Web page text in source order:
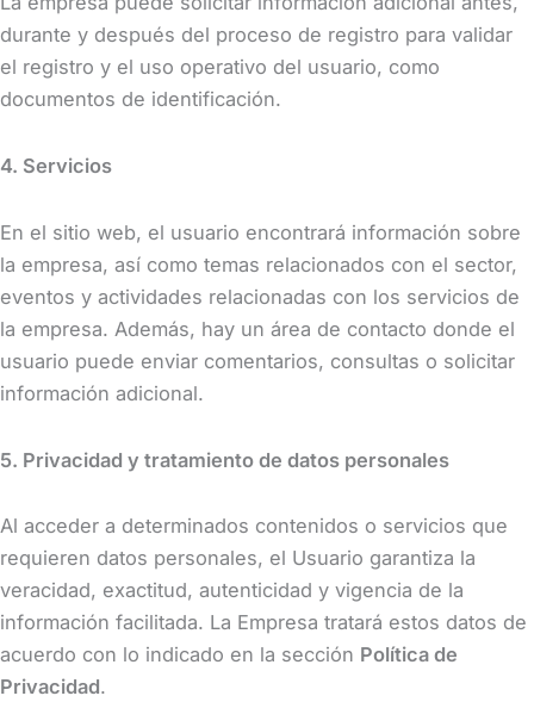
durante y después del proceso de registro para validar
el registro y el uso operativo del usuario, como
documentos de identificación.
4. Servicios
En el sitio web, el usuario encontrará información sobre
la empresa, así como temas relacionados con el sector,
eventos y actividades relacionadas con los servicios de
la empresa. Además, hay un área de contacto donde el
usuario puede enviar comentarios, consultas o solicitar
información adicional.
5. Privacidad y tratamiento de datos personales
Al acceder a determinados contenidos o servicios que
requieren datos personales, el Usuario garantiza la
veracidad, exactitud, autenticidad y vigencia de la
información facilitada. La Empresa tratará estos datos de
acuerdo con lo indicado en la sección Política de
Privacidad.